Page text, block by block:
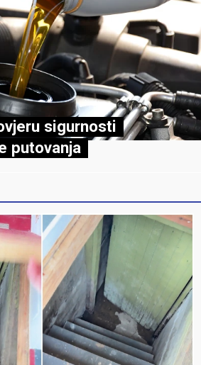
sigurnosti
putovanja